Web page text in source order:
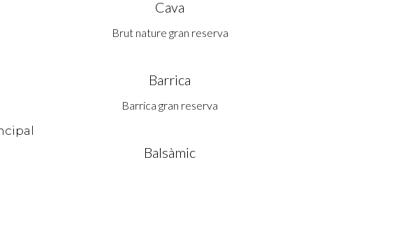
Cava
Brut nature gran reserva
Barrica
Barrica gran reserva
Balsàmic